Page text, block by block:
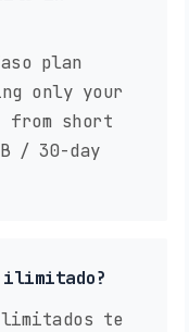
plan
only your
from short
/ 30-day
ilimitado?
te